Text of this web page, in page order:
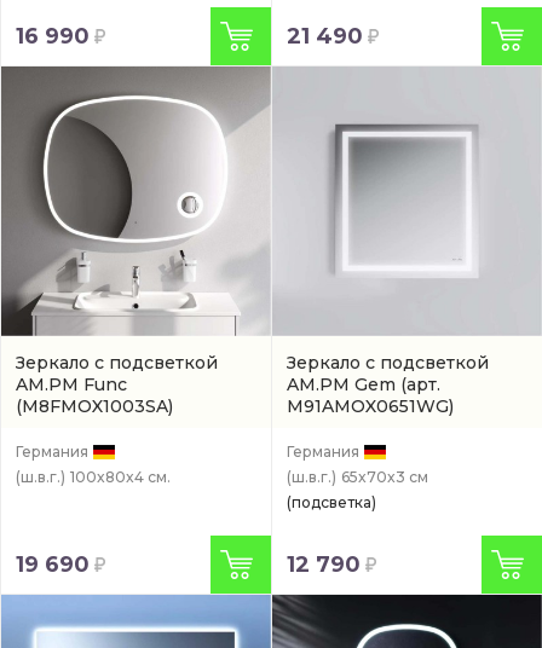
16 990 21 490
Зеркало с подсветкой
AM.PM Func
(M8FMOX1003SA)
Германия
(ш.в.г.) 100x80x4 см.
19 690
Зеркало с подсветкой
AM.PM Gem (арт.
M91AMOX0651WG)
Германия
(ш.в.г.) 65x70x3 см
(подсветка)
12 790